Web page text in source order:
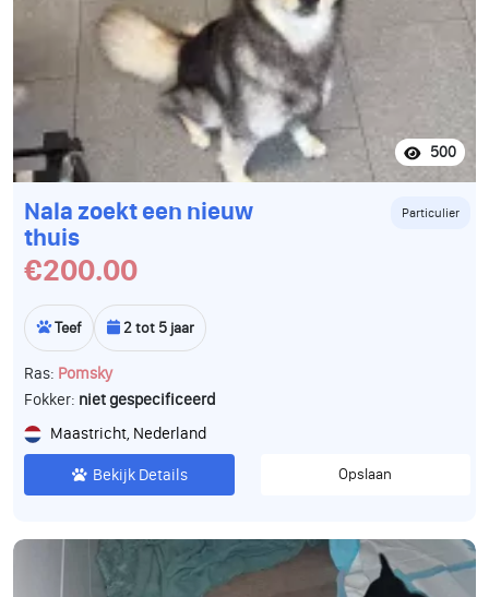
500
Nala zoekt een nieuw
thuis
Particulier
€200.00
Teef 2 tot 5 jaar
Ras: Pomsky
Fokker: niet gespecificeerd
Maastricht, Nederland
Bekijk Details Opslaan